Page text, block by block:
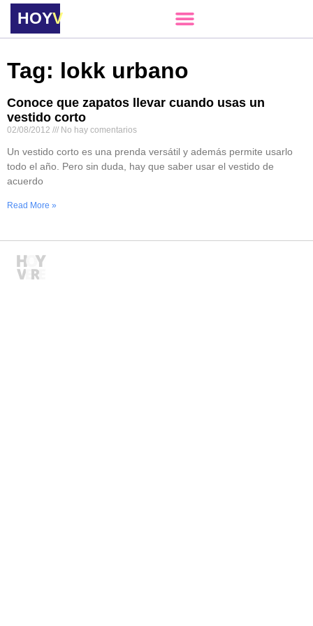
HOYVERE
Tag: lokk urbano
Conoce que zapatos llevar cuando usas un
vestido corto
02/08/2012 No hay comentarios
Un vestido corto es una prenda versátil y además permite usarlo
todo el año. Pero sin duda, hay que saber usar el vestido de
acuerdo
Read More »